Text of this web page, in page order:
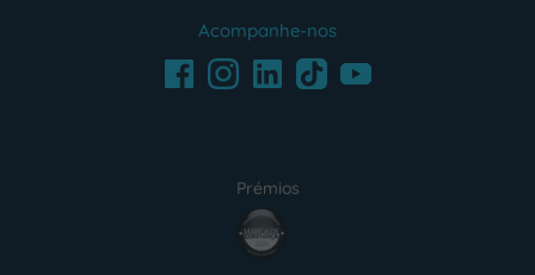
Acompanhe-nos
FacebookInstagramLinkedInTikTokYoutube
Prémios
award4